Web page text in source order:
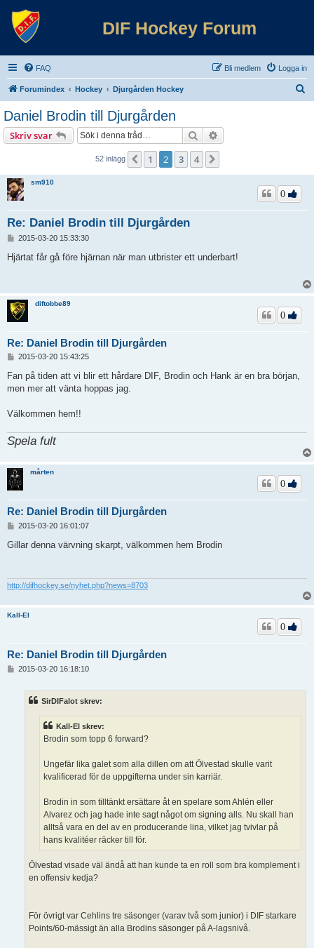
DIF Hockey Forum
FAQ Logga in
Bli medlem
Forumindex Hockey Djurgården Hockey
Daniel Brodin till Djurgården
Skriv svar Sök
52 inlägg Föregående
1 2 3 4
sm910
Re: Daniel Brodin till Djurgården
0
l
2015-03-20 15:33:30
Hjärtat får gå före hjärnan när man utbrister ett underbart!
diftobbe89
Re: Daniel Brodin till Djurgården
0
l
g
2015-03-20 15:43:25
Fan på tiden att vi blir ett hårdare DIF, Brodin och Hank är en bra början,
men mer att vänta hoppas jag.
Välkommen hem!!
Spela fult
mårten
Re: Daniel Brodin till Djurgården
0
l
2015-03-20 16:01:07
Gillar denna värvning skarpt, välkommen hem Brodin
http://difhockey.se/nyhet.php?news=8703
Kall-El
Re: Daniel Brodin till Djurgården
0
2015-03-20 16:18:10
SirDIFalot skrev:
Kall-El skrev:
Brodin som topp 6 forward?
Ungefär lika galet som alla dillen om att Ölvestad skulle varit
kvalificerad för de uppgifterna under sin karriär.
Brodin in som tilltänkt ersättare åt en spelare som Ahlén eller
Alvarez och jag hade inte sagt något om signing alls. Nu skall han
alltså vara en del av en producerande lina, vilket jag tvivlar på
hans kvalitéer räcker till för.
Ölvestad visade väl ändå att han kunde ta en roll som bra komplement i
en offensiv kedja?
För övrigt var Cehlins tre säsonger (varav två som junior) i DIF starkare
Points/60-mässigt än alla Brodins säsonger på A-lagsnivå.